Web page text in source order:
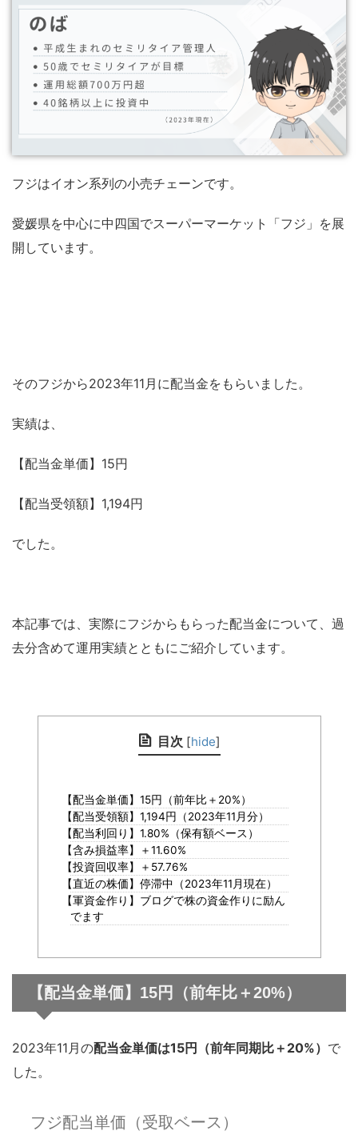
フジはイオン系列の小売チェーンです。
愛媛県を中心に中四国でスーパーマーケット「フジ」を展
開しています。
そのフジから2023年11月に配当金をもらいました。
実績は、
【配当金単価】15円
【配当受領額】1,194円
でした。
本記事では、実際にフジからもらった配当金について、過
去分含めて運用実績とともにご紹介しています。
目次 [hide]
【配当金単価】15円（前年比＋20%）
【配当受領額】1,194円（2023年11月分）
【配当利回り】1.80%（保有額ベース）
【含み損益率】＋11.60%
【投資回収率】＋57.76%
【直近の株価】停滞中（2023年11月現在）
【軍資金作り】ブログで株の資金作りに励ん
でます
【配当金単価】15円（前年比＋20%）
2023年11月の配当金単価は15円（前年同期比＋20%） で
した。